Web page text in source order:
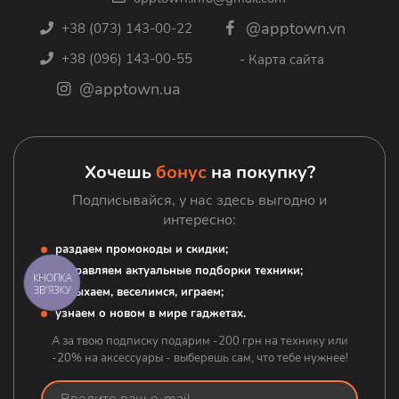
Игровые приставки
Зарядные станции
Google
Аксессуары
Доставка и оплата
Гарантия
+38 (073) 143-00-22
+38 (096) 143-00-55
@apptown.ua
@apptown.vn
- Карта сайта
Хочешь бонусна покупку?
Подписывайся, у нас здесь выгодно и
интересно:
раздаем промокоды и скидки;
отправляем актуальные подборки техники;
отдыхаем, веселимся, играем;
узнаем о новом в мире гаджетах.
А за твою подписку подарим -200 грн на технику или
-20% на аксессуары - выберешь сам, что тебе нужнее!
КНОПКА
ЗВ'ЯЗКУ